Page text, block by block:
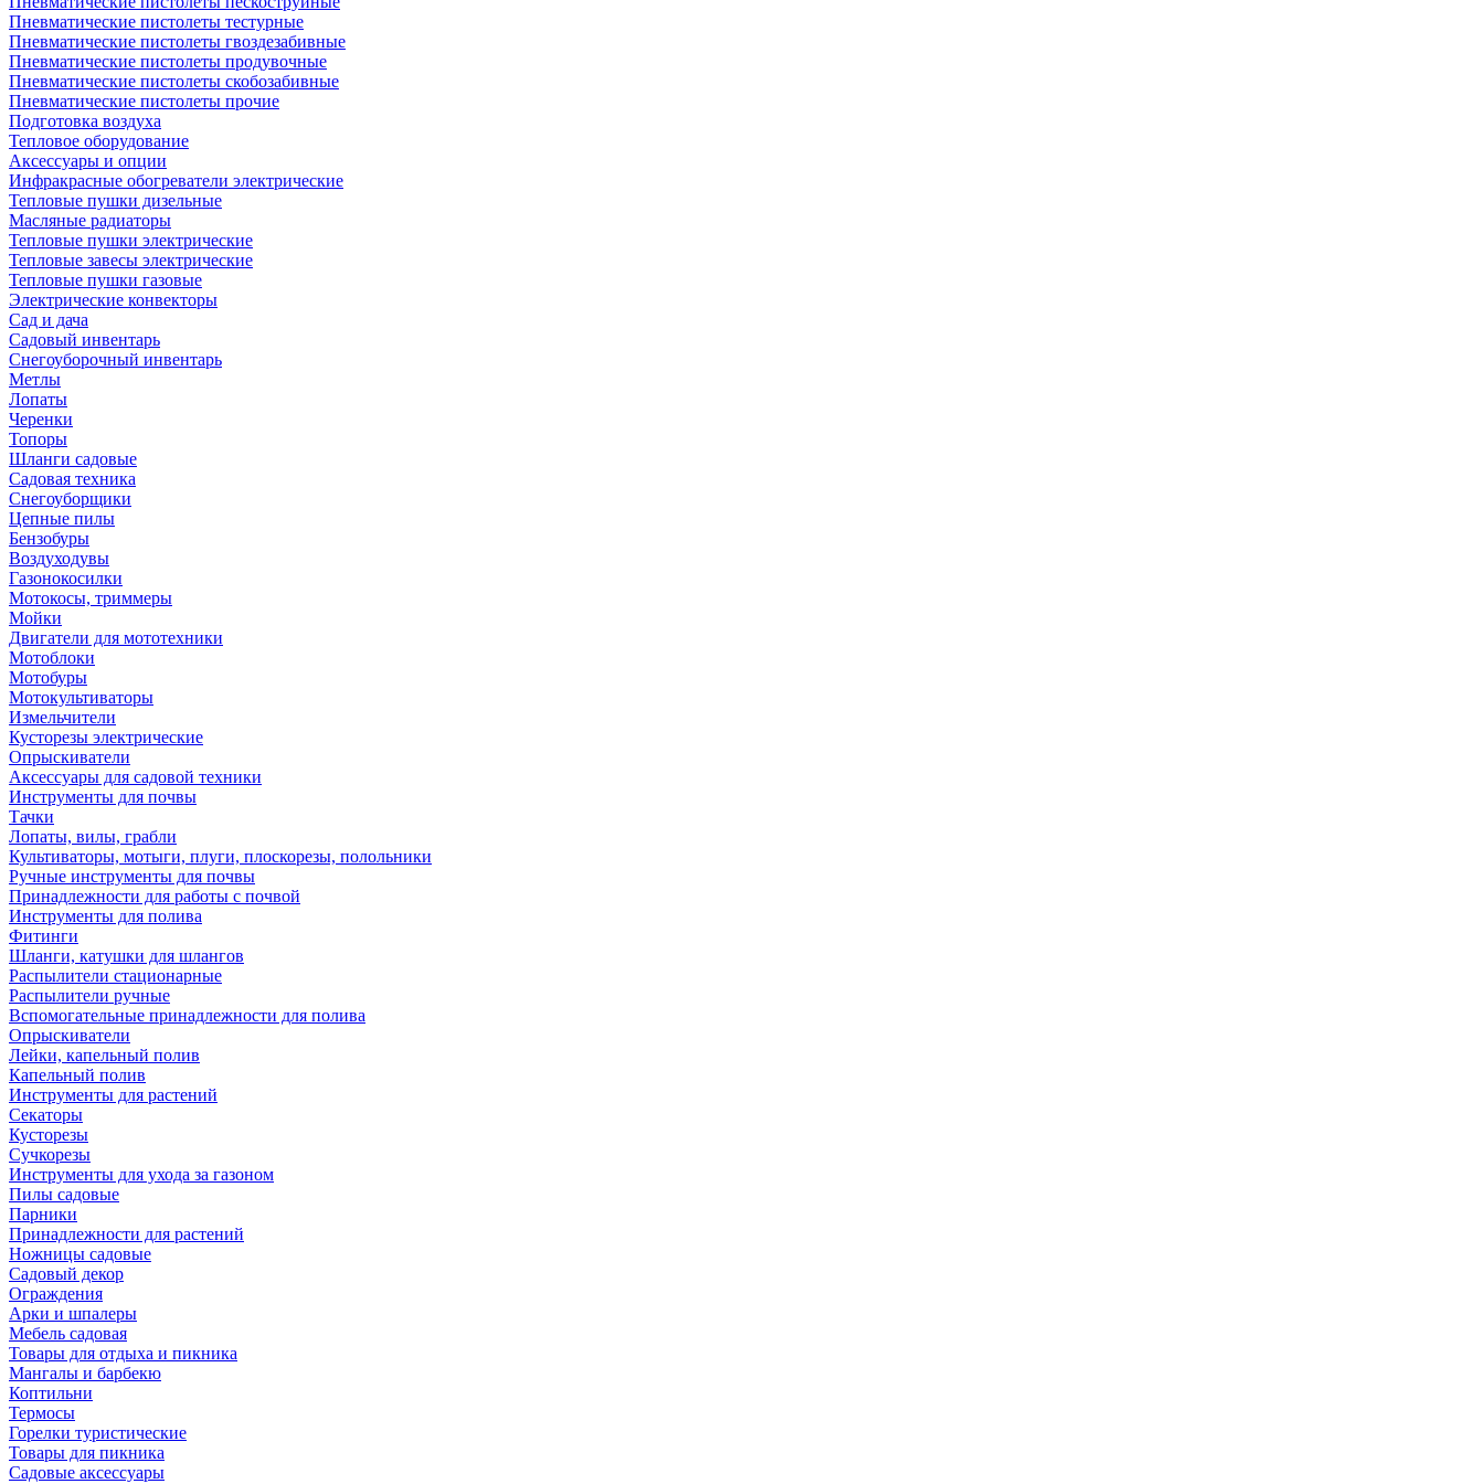
Пневматические пистолеты тестурные
Пневматические пистолеты гвоздезабивные
Пневматические пистолеты продувочные
Пневматические пистолеты скобозабивные
Пневматические пистолеты прочие
Подготовка воздуха
Тепловое оборудование
Аксессуары и опции
Инфракрасные обогреватели электрические
Тепловые пушки дизельные
Масляные радиаторы
Тепловые пушки электрические
Тепловые завесы электрические
Тепловые пушки газовые
Электрические конвекторы
Сад и дача
Садовый инвентарь
Снегоуборочный инвентарь
Метлы
Лопаты
Черенки
Топоры
Шланги садовые
Садовая техника
Снегоуборщики
Цепные пилы
Бензобуры
Воздуходувы
Газонокосилки
Мотокосы, триммеры
Мойки
Двигатели для мототехники
Мотоблоки
Мотобуры
Мотокультиваторы
Измельчители
Кусторезы электрические
Опрыскиватели
Аксессуары для садовой техники
Инструменты для почвы
Тачки
Лопаты, вилы, грабли
Культиваторы, мотыги, плуги, плоскорезы, полольники
Ручные инструменты для почвы
Принадлежности для работы с почвой
Инструменты для полива
Фитинги
Шланги, катушки для шлангов
Распылители стационарные
Распылители ручные
Вспомогательные принадлежности для полива
Опрыскиватели
Лейки, капельный полив
Капельный полив
Инструменты для растений
Секаторы
Кусторезы
Сучкорезы
Инструменты для ухода за газоном
Пилы садовые
Парники
Принадлежности для растений
Ножницы садовые
Садовый декор
Ограждения
Арки и шпалеры
Мебель садовая
Товары для отдыха и пикника
Мангалы и барбекю
Коптильни
Термосы
Горелки туристические
Товары для пикника
Садовые аксессуары